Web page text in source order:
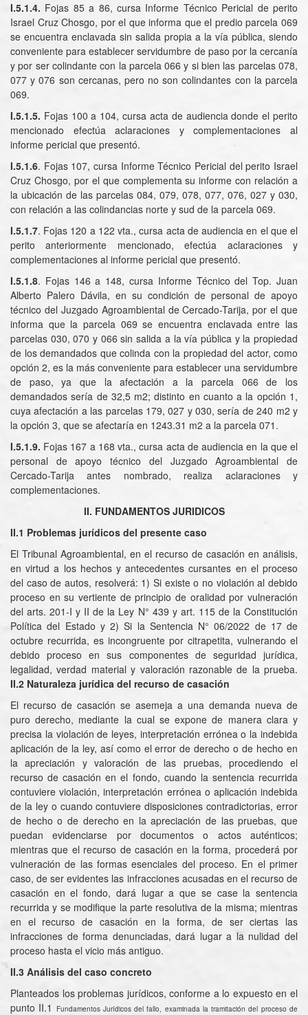
I.5.1.4. Fojas 85 a 86, cursa Informe Técnico Pericial de perito
Israel Cruz Chosgo, por el que informa que el predio parcela 069
se encuentra enclavada sin salida propia a la vía pública, siendo
conveniente para establecer servidumbre de paso por la cercanía
y por ser colindante con la parcela 066 y si bien las parcelas 078,
077 y 076 son cercanas, pero no son colindantes con la parcela
069.
I.5.1.5. Fojas 100 a 104, cursa acta de audiencia donde el perito
mencionado efectúa aclaraciones y complementaciones al
informe pericial que presentó.
I.5.1.6. Fojas 107, cursa Informe Técnico Pericial del perito Israel
Cruz Chosgo, por el que complementa su informe con relación a
la ubicación de las parcelas 084, 079, 078, 077, 076, 027 y 030,
con relación a las colindancias norte y sud de la parcela 069.
I.5.1.7. Fojas 120 a 122 vta., cursa acta de audiencia en el que el
perito anteriormente mencionado, efectúa aclaraciones y
complementaciones al informe pericial que presentó.
I.5.1.8. Fojas 146 a 148, cursa Informe Técnico del Top. Juan
Alberto Palero Dávila, en su condición de personal de apoyo
técnico del Juzgado Agroambiental de Cercado-Tarija, por el que
informa que la parcela 069 se encuentra enclavada entre las
parcelas 030, 070 y 066 sin salida a la vía pública y la propiedad
de los demandados que colinda con la propiedad del actor, como
opción 2, es la más conveniente para establecer una servidumbre
de paso, ya que la afectación a la parcela 066 de los
demandados sería de 32,5 m2; distinto en cuanto a la opción 1,
cuya afectación a las parcelas 179, 027 y 030, sería de 240 m2 y
la opción 3, que se afectaría en 1243.31 m2 a la parcela 071.
I.5.1.9. Fojas 167 a 168 vta., cursa acta de audiencia en la que el
personal de apoyo técnico del Juzgado Agroambiental de
Cercado-Tarija antes nombrado, realiza aclaraciones y
complementaciones.
II. FUNDAMENTOS JURIDICOS
II.1 Problemas jurídicos del presente caso
El Tribunal Agroambiental, en el recurso de casación en análisis,
en virtud a los hechos y antecedentes cursantes en el proceso
del caso de autos, resolverá: 1) Si existe o no violación al debido
proceso en su vertiente de principio de oralidad por vulneración
del arts. 201-I y II de la Ley N° 439 y art. 115 de la Constitución
Política del Estado y 2) Si la Sentencia N° 06/2022 de 17 de
octubre recurrida, es incongruente por citrapetita, vulnerando el
debido proceso en sus componentes de seguridad jurídica,
legalidad, verdad material y valoración razonable de la prueba.
II.2 Naturaleza jurídica del recurso de casación
El recurso de casación se asemeja a una demanda nueva de
puro derecho, mediante la cual se expone de manera clara y
precisa la violación de leyes, interpretación errónea o la indebida
aplicación de la ley, así como el error de derecho o de hecho en
la apreciación y valoración de las pruebas, procediendo el
recurso de casación en el fondo, cuando la sentencia recurrida
contuviere violación, interpretación errónea o aplicación indebida
de la ley o cuando contuviere disposiciones contradictorias, error
de hecho o de derecho en la apreciación de las pruebas, que
puedan evidenciarse por documentos o actos auténticos;
mientras que el recurso de casación en la forma, procederá por
vulneración de las formas esenciales del proceso. En el primer
caso, de ser evidentes las infracciones acusadas en el recurso de
casación en el fondo, dará lugar a que se case la sentencia
recurrida y se modifique la parte resolutiva de la misma; mientras
en el recurso de casación en la forma, de ser ciertas las
infracciones de forma denunciadas, dará lugar a la nulidad del
proceso hasta el vicio más antiguo.
II.3 Análisis del caso concreto
Planteados los problemas jurídicos, conforme a lo expuesto en el
punto II.1
Fundamentos Jurídicos del fallo, examinada la tramitación del proceso de